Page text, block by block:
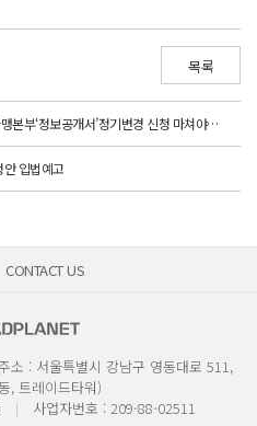
목록
서울시, 5월 2일까지 가맹본부‘정보공개서’정기변경 신청 마쳐야…미준수시 과태료
입법예고
CONTACT US
소 : 서울특별시 강남구 영동대로 511,
, 트레이드타워)
사업자번호 : 209-88-02511